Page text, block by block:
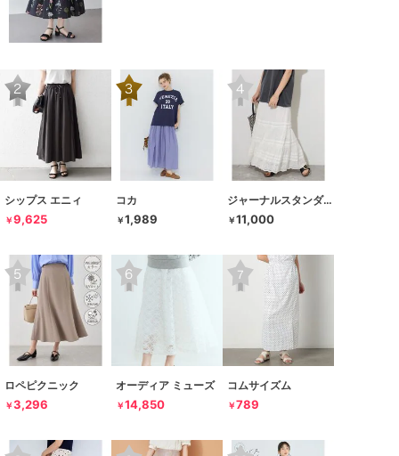
シップス エニィ
￥9,625
コカ
￥1,989
ジャーナルスタンダード レリューム
￥11,000
ロペピクニック
￥3,296
オーディア ミューズ
￥14,850
コムサイズム
￥789